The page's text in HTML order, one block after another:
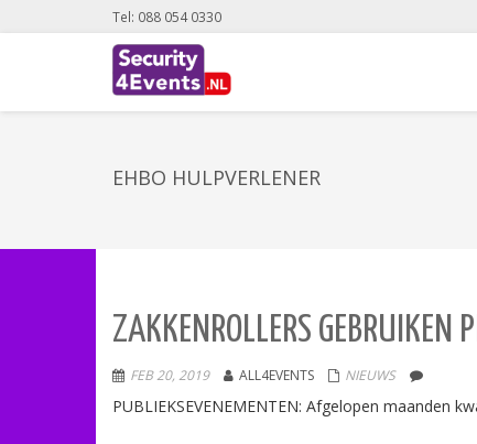
Tel: 088 054 0330
EHBO HULPVERLENER
ZAKKENROLLERS GEBRUIKEN
FEB 20, 2019 ALL4EVENTS NIEUWS
PUBLIEKSEVENEMENTEN: Afgelopen maanden